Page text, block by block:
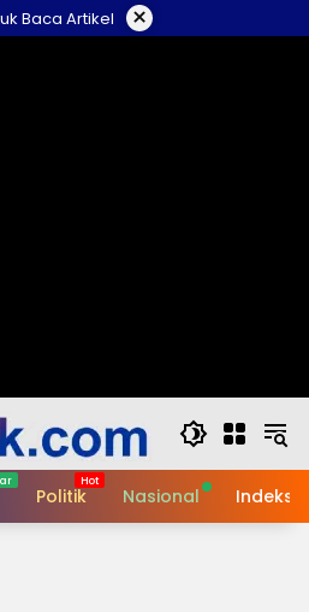
Baca Artikel ×
Politik Nasional Indeks